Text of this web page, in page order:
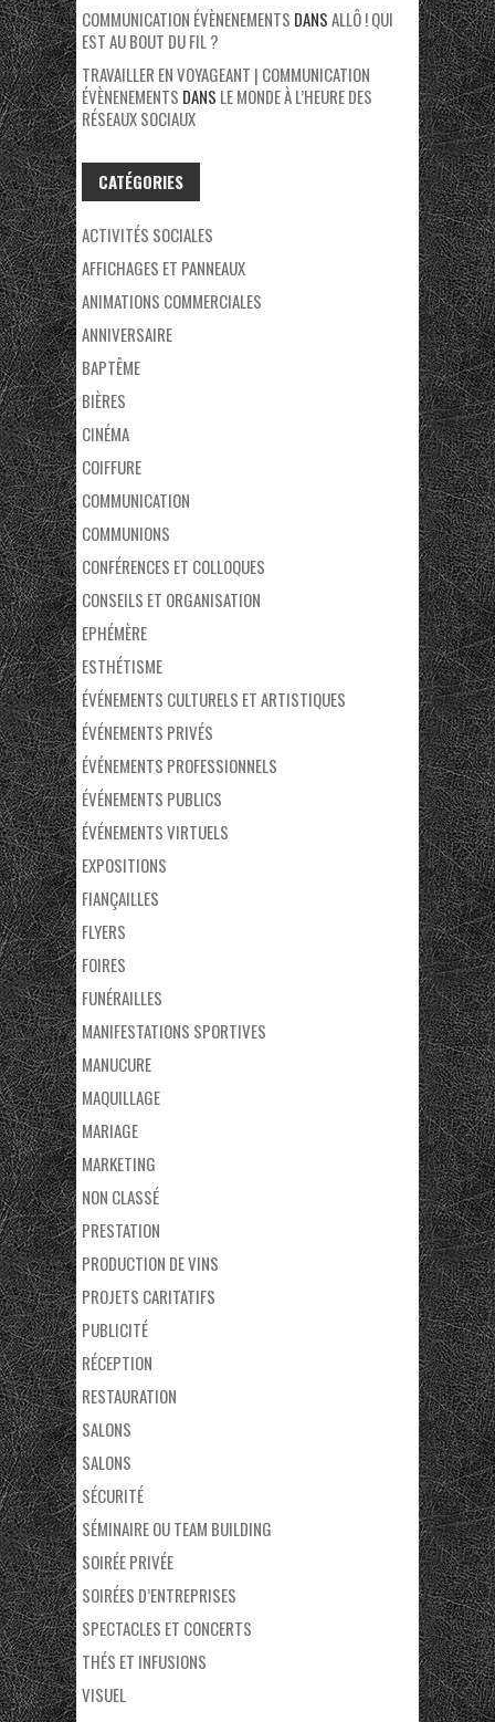
COMMUNICATION ÉVÈNENEMENTS DANSALLÔ ! QUI
EST AU BOUT DU FIL ?
TRAVAILLER EN VOYAGEANT | COMMUNICATION
ÉVÈNENEMENTS DANS LE MONDE À L’HEURE DES
RÉSEAUX SOCIAUX
CATÉGORIES
ACTIVITÉS SOCIALES
AFFICHAGES ET PANNEAUX
ANIMATIONS COMMERCIALES
ANNIVERSAIRE
BAPTÊME
BIÈRES
CINÉMA
COIFFURE
COMMUNICATION
COMMUNIONS
CONFÉRENCES ET COLLOQUES
CONSEILS ET ORGANISATION
EPHÉMÈRE
ESTHÉTISME
ÉVÉNEMENTS CULTURELS ET ARTISTIQUES
ÉVÉNEMENTS PRIVÉS
ÉVÉNEMENTS PROFESSIONNELS
ÉVÉNEMENTS PUBLICS
ÉVÉNEMENTS VIRTUELS
EXPOSITIONS
FIANÇAILLES
FLYERS
FOIRES
FUNÉRAILLES
MANIFESTATIONS SPORTIVES
MANUCURE
MAQUILLAGE
MARIAGE
MARKETING
NON CLASSÉ
PRESTATION
PRODUCTION DE VINS
PROJETS CARITATIFS
PUBLICITÉ
RÉCEPTION
RESTAURATION
SALONS
SALONS
SÉCURITÉ
SÉMINAIRE OU TEAM BUILDING
SOIRÉE PRIVÉE
SOIRÉES D’ENTREPRISES
SPECTACLES ET CONCERTS
THÉS ET INFUSIONS
VISUEL